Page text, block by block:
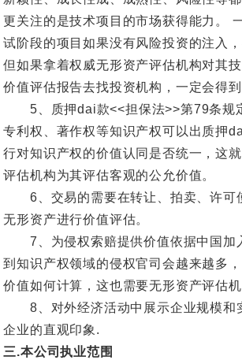
更关注的是技术项目的市场获得能力。
试阶段的项目如果没有风险投资的注入，
但如果拿着权威无形资产评估机构对其
价值评估报告去找投资机构，一定会得到
5、质押dai款<<担保法>>第79条规定
专利权、著作权等知识产权可以出质押
行对知识产权的价值认同是否统一，这
评估机构为其评估客观的公允价值。
6、交易的需要在转让、拍卖、许可
无形资产进行价值评估。
7、为侵权索赔提供价值依据中国加
到知识产权领域的侵权官司会越来越多
价值如何计算，这也需要无形资产评估机
8、对外经济活动中展示企业规模和
企业的直观印象.
三.本公司执业范围